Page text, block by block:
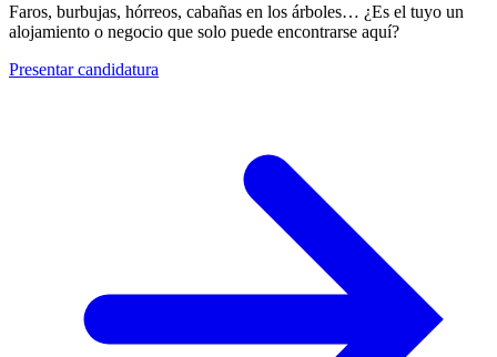
Faros, burbujas, hórreos, cabañas en los árboles… ¿Es el tuyo un
alojamiento o negocio que solo puede encontrarse aquí?
Presentar candidatura